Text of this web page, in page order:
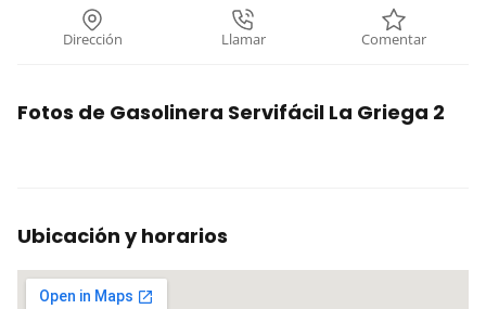
Dirección Llamar Comentar
Fotos de Gasolinera Servifácil La Griega 2
Ubicación y horarios